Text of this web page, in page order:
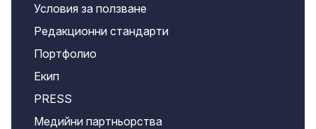
Условия за ползване
Редакционни стандарти
Портфолио
Екип
PRESS
Медийни партньорства